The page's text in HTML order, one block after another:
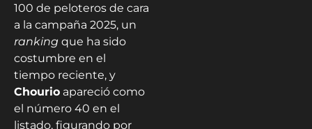
100 de peloteros de cara
a la campaña 2025, un
ranking que ha sido
costumbre en el
tiempo reciente, y
Chourio apareció como
el número 40 en el
listado, figurando por